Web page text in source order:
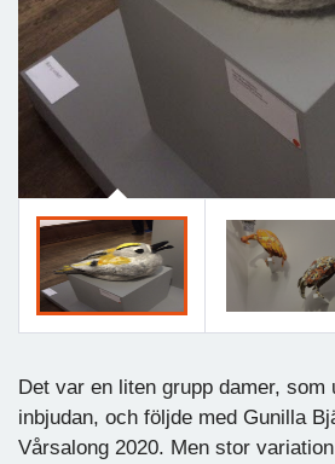
Det var en liten grupp damer, som
inbjudan, och följde med Gunilla
Vårsalong 2020. Men stor